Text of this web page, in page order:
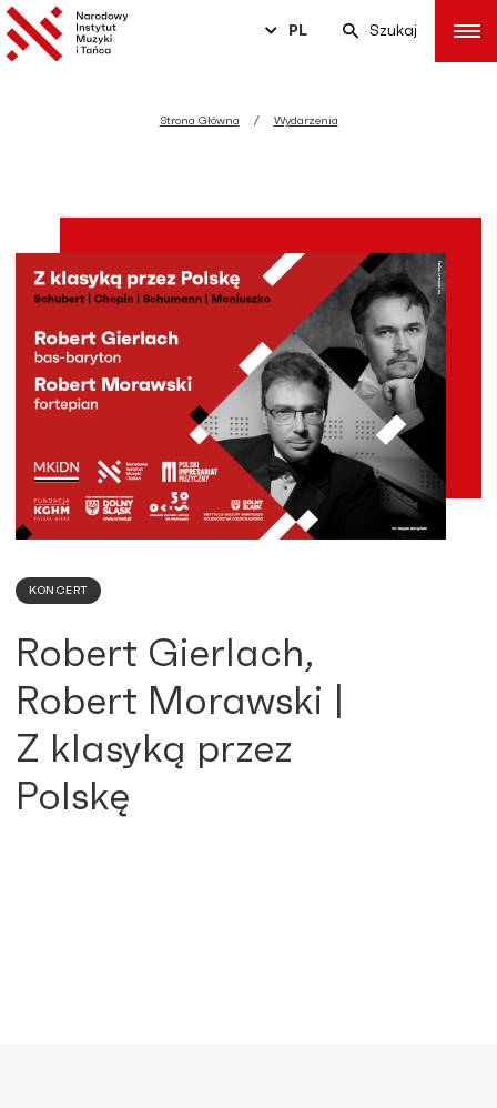
PL Szukaj
Strona Główna Wydarzenia
KONCERT
Robert Gierlach,
Robert Morawski |
Z klasyką przez
Polskę